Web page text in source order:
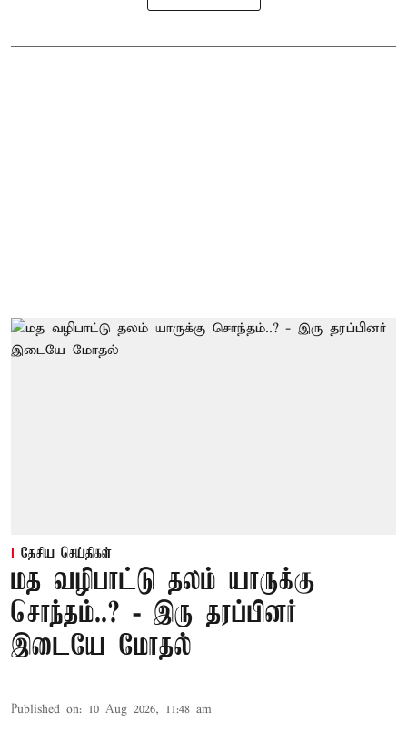
தேசிய செய்திகள்
மத வழிபாட்டு தலம் யாருக்கு
சொந்தம்..? - இரு தரப்பினர்
இடையே மோதல்
Published on: 10 Aug 2026, 11:48 am